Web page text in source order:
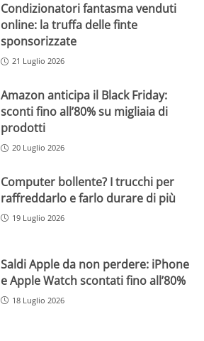
Condizionatori fantasma venduti
online: la truffa delle finte
sponsorizzate
21 Luglio 2026
Amazon anticipa il Black Friday:
sconti fino all’80% su migliaia di
prodotti
20 Luglio 2026
Computer bollente? I trucchi per
raffreddarlo e farlo durare di più
19 Luglio 2026
Saldi Apple da non perdere: iPhone
e Apple Watch scontati fino all’80%
18 Luglio 2026